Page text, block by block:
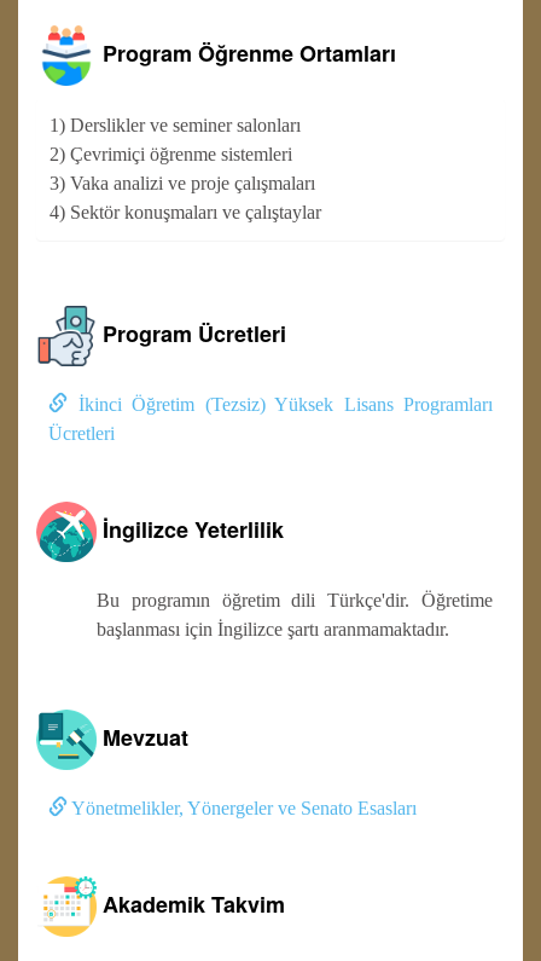
Program Öğrenme Ortamları
1) Derslikler ve seminer salonları
2) Çevrimiçi öğrenme sistemleri
3) Vaka analizi ve proje çalışmaları
4) Sektör konuşmaları ve çalıştaylar
Program Ücretleri
İkinci Öğretim (Tezsiz) Yüksek Lisans Programları
Ücretleri
İngilizce Yeterlilik
Bu programın öğretim dili Türkçe'dir. Öğretime
başlanması için İngilizce şartı aranmamaktadır.
Mevzuat
Yönetmelikler, Yönergeler ve Senato Esasları
Akademik Takvim